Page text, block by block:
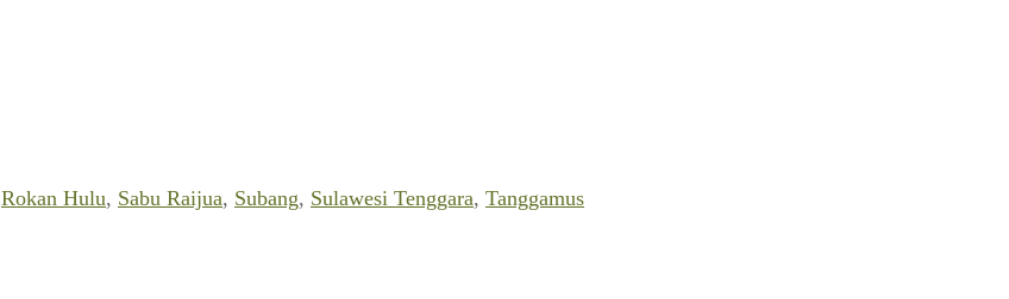
Rokan Hulu, Sabu Raijua, Subang, Sulawesi Tenggara, Tanggamus